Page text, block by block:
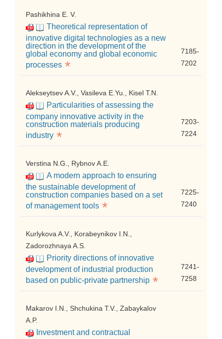
Pashikhina E. V.
Theoretical representation of
innovative digital technologies as a new
direction in the development of the
global economy and global economic
processes *
7185-
7202
Alekseytsev A.V., Vasileva E.Yu., Kisel T.N.
Particularities of assessing the
company innovative activity in the
construction materials producing
industry *
7203-
7224
Verstina N.G., Rybnov A.E.
A modern approach to ensuring
the sustainable development of
construction companies based on a set
of management tools *
7225-
7240
Kurlykova A.V., Korabeynikov I.N.,
Zadorozhnaya A.S.
Priority directions of innovative
development of industrial production
based on public-private partnership *
7241-
7258
Makarov I.N., Shchukina T.V., Zabaykalov
A.P.
Investment and contractual